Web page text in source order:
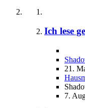
Ich lese
21.
7.